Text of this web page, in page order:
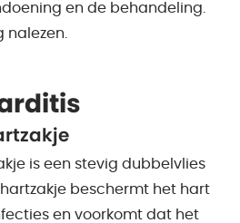
en de behandeling.
nalezen.
is een stevig dubbelvlies
beschermt het hart
en voorkomt dat het